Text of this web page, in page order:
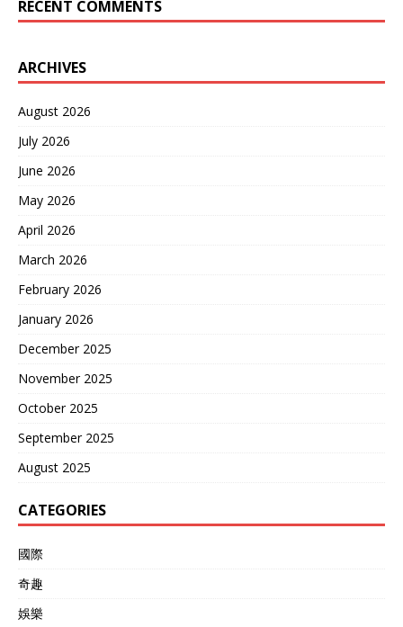
RECENT COMMENTS
ARCHIVES
August 2026
July 2026
June 2026
May 2026
April 2026
March 2026
February 2026
January 2026
December 2025
November 2025
October 2025
September 2025
August 2025
CATEGORIES
國際
奇趣
娛樂